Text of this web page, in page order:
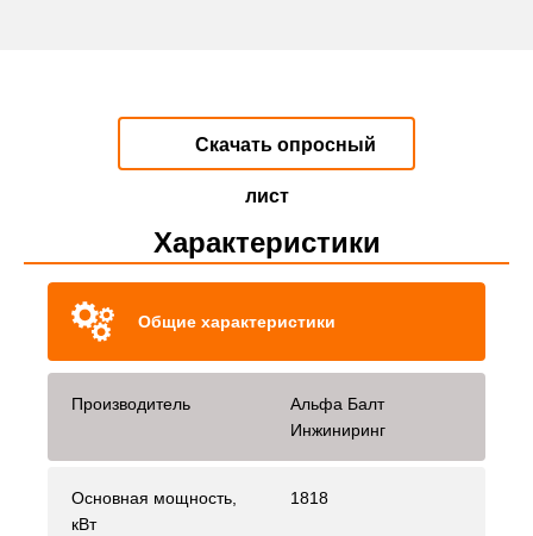
Скачать опросный
лист
Характеристики
Общие характеристики
Производитель
Альфа Балт
Инжиниринг
Основная мощность,
кВт
1818